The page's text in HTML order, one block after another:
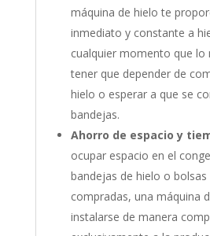
máquina de hielo te
inmediato y constante a
cualquier momento que lo
tener que depender de
hielo o esperar a que se
bandejas.
Ahorro de espacio y
ocupar espacio en el
bandejas de hielo o bolsas
compradas, una máquina
instalarse de manera